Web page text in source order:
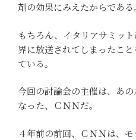
剤の効果にみえたからである。
もちろん、イタリアサミッ
界に放送されてしまったこ
ている。
今回の討論会の主催は、あ
なった、ＣＮＮだ。
４年前の前回、ＣＮＮは、